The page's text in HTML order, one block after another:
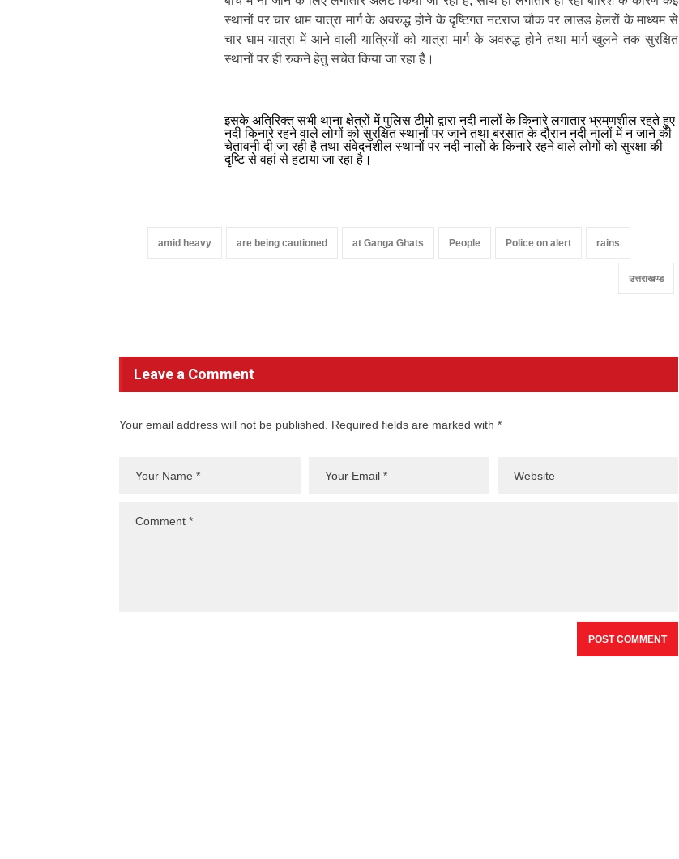
स्थानों पर चार धाम यात्रा मार्ग के अवरुद्ध होने के दृष्टिगत नटराज चौक पर लाउड हेलरों के माध्यम से
चार धाम यात्रा में आने वाली यात्रियों को यात्रा मार्ग के अवरुद्ध होने तथा मार्ग खुलने तक सुरक्षित
स्थानों पर ही रुकने हेतु सचेत किया जा रहा है।
इसके अतिरिक्त सभी थाना क्षेत्रों में पुलिस टीमो द्वारा नदी नालों के किनारे लगातार भ्रमणशील रहते हुए
नदी किनारे रहने वाले लोगों को सुरक्षित स्थानों पर जाने तथा बरसात के दौरान नदी नालों में न जाने की
चेतावनी दी जा रही है तथा संवेदनशील स्थानों पर नदी नालों के किनारे रहने वाले लोगों को सुरक्षा की
दृष्टि से वहां से हटाया जा रहा है।
amid heavy are being cautioned at Ganga Ghats People Police on alert rains
उत्तराखण्ड
Leave a Comment
Your email address will not be published. Required fields are marked with *